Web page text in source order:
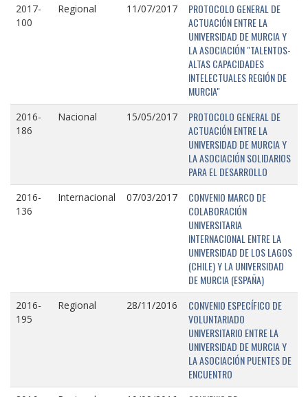
2017-
100
Regional 11/07/2017
PROTOCOLO GENERAL DE
ACTUACIÓN ENTRE LA
UNIVERSIDAD DE MURCIA Y
LA ASOCIACIÓN "TALENTOS-
ALTAS CAPACIDADES
INTELECTUALES REGIÓN DE
MURCIA"
2016-
186
Nacional 15/05/2017
PROTOCOLO GENERAL DE
ACTUACIÓN ENTRE LA
UNIVERSIDAD DE MURCIA Y
LA ASOCIACIÓN SOLIDARIOS
PARA EL DESARROLLO
2016-
136
Internacional 07/03/2017
CONVENIO MARCO DE
COLABORACIÓN
UNIVERSITARIA
INTERNACIONAL ENTRE LA
UNIVERSIDAD DE LOS LAGOS
(CHILE) Y LA UNIVERSIDAD
DE MURCIA (ESPAÑA)
2016-
195
Regional 28/11/2016
CONVENIO ESPECÍFICO DE
VOLUNTARIADO
UNIVERSITARIO ENTRE LA
UNIVERSIDAD DE MURCIA Y
LA ASOCIACIÓN PUENTES DE
ENCUENTRO